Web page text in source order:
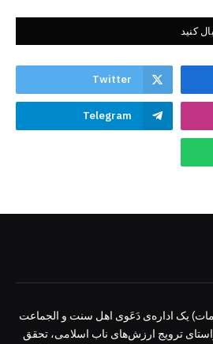
کنید
Twitter
Telegram
یک اداره‌ی دَعَوی اهل سنت و الجماعت
ترویج ارزش‌های ناب اسلامی، تحقق